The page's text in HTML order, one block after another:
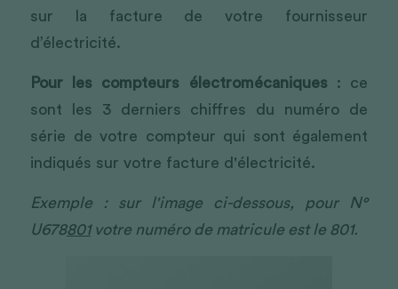
sur la facture de votre fournisseur
d’électricité.
Pour les compteurs électromécaniques : ce
sont les 3 derniers chiffres du numéro de
série de votre compteur qui sont également
indiqués sur votre facture d'électricité.
Exemple : sur l'image ci-dessous, pour N°
U678801 votre numéro de matricule est le 801.